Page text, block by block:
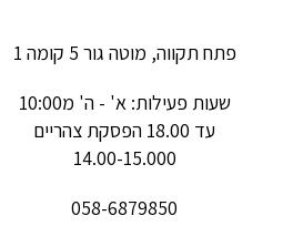
פתח תקווה, מוטה גור 5 קומה 1
שעות פעילות: א' - ה' מ10:00
עד 18.00 הפסקת צהריים
14.00-15.000
058-6879850